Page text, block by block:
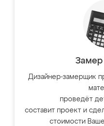
Замер
Дизайнер-замерщик
проведёт
составит проект и
стоимости